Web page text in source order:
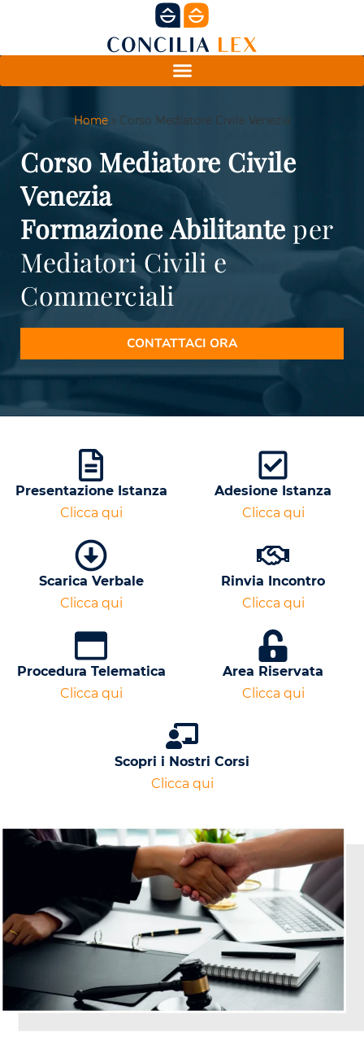
Home» Corso Mediatore Civile Venezia
Corso Mediatore Civile
Venezia
FormazioneAbilitanteper
Mediatori Civili e
Commerciali
CONTATTACI ORA
Presentazione Istanza
Clicca qui
Adesione Istanza
Clicca qui
Scarica Verbale
Clicca qui
Rinvia Incontro
Clicca qui
Procedura Telematica
Clicca qui
Area Riservata
Clicca qui
Scopri i Nostri Corsi
Clicca qui